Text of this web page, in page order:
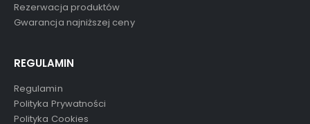
Rezerwacja produktów
Gwarancja najniższej ceny
REGULAMIN
Regulamin
Polityka Prywatności
Polityka Cookies